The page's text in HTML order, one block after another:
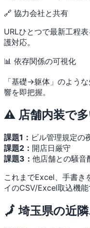
🔗 協力会社と共有
URLひとつで最新工程
護対応。
📊 依存関係の可視化
「基礎→躯体」のよう
響を即把握。
⚠️ 店舗内装で
課題1： ビル管理規定の
課題2： 開店日厳守
課題3： 他店舗との騒音
これまでExcel、手書き
イのCSV/Excel取込機能
🗾 埼玉県の近